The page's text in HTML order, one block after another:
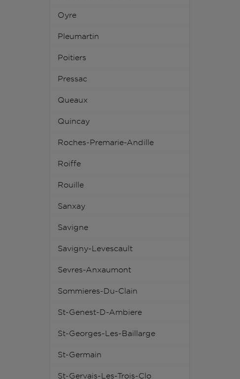
Oyre
Pleumartin
Poitiers
Pressac
Queaux
Quincay
Roches-Premarie-Andille
Roiffe
Rouille
Sanxay
Savigne
Savigny-Levescault
Sevres-Anxaumont
Sommieres-Du-Clain
St-Genest-D-Ambiere
St-Georges-Les-Baillarge
St-Germain
St-Gervais-Les-Trois-Clo